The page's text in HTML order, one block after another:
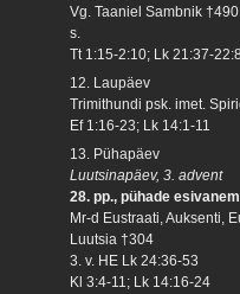
Vg. Taaniel Sambnik
s.
Tt 1:15-2:10; Lk 21:37-22:8
12. Laupäev
Trimithundi psk. imet.
Ef 1:16-23; Lk 14:1-11
13. Pühapäev
Luutsinapäev, 3. advent
28. pp., pühade
Mr-d Eustraati, Auksenti,
Luutsia †304
3. v. HE Lk 24:36-53
Kl 3:4-11; Lk 14:16-24